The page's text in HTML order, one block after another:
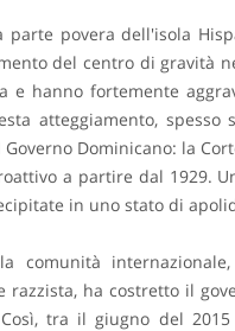
povera dell'isola
del centro di gravità
e hanno fortemente
atteggiamento,
Dominicano: la
a partire dal 1929.
in uno stato di
comunità
razzista, ha costretto il
Così, tra il giugno del